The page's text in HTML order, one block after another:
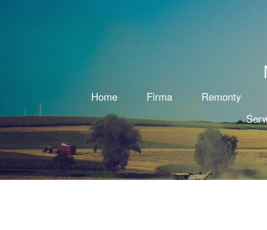
Home Firma
Remonty